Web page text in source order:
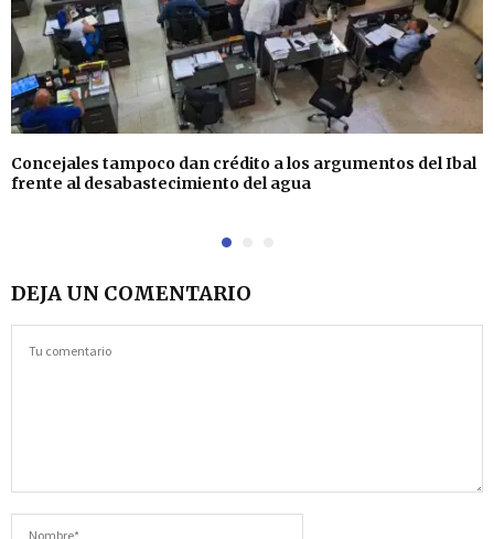
Concejales tampoco dan crédito a los argumentos del Ibal
frente al desabastecimiento del agua
DEJA UN COMENTARIO